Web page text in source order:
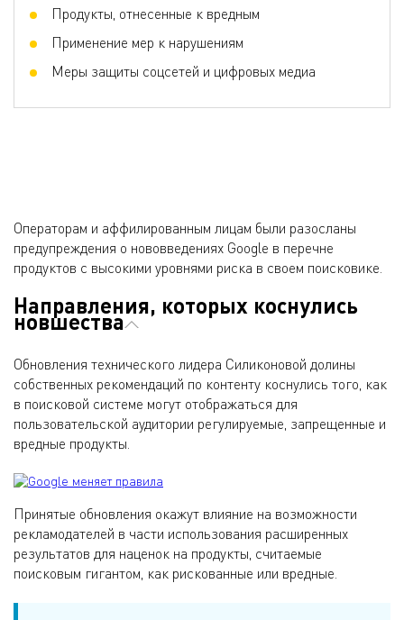
Продукты, отнесенные к вредным
Применение мер к нарушениям
Меры защиты соцсетей и цифровых медиа
Операторам и аффилированным лицам были разосланы
предупреждения о нововведениях Google в перечне
продуктов с высокими уровнями риска в своем поисковике.
Направления, которых коснулись
новшества
Обновления технического лидера Силиконовой долины
собственных рекомендаций по контенту коснулись того, как
в поисковой системе могут отображаться для
пользовательской аудитории регулируемые, запрещенные и
вредные продукты.
Принятые обновления окажут влияние на возможности
рекламодателей в части использования расширенных
результатов для наценок на продукты, считаемые
поисковым гигантом, как рискованные или вредные.